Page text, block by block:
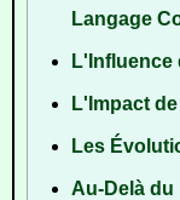
Langage
L'Influence
L'Impact
Les
Au-Delà